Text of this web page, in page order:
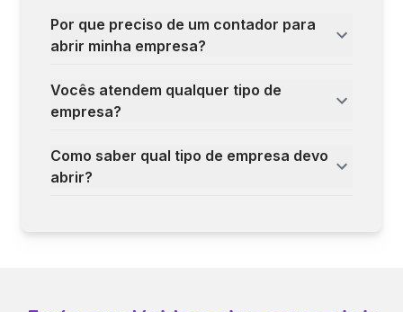
Por que preciso de um contador para
abrir minha empresa?
Vocês atendem qualquer tipo de
empresa?
Como saber qual tipo de empresa devo
abrir?